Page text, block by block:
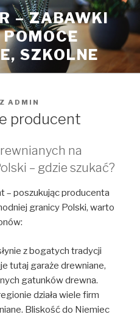
– ZABAWKI
POMOCE
SZKOLNE
ADMIN
producent
na
– gdzie szukać?
– poszukując producenta
granicy Polski, warto
z bogatych tradycji
tutaj garaże drewniane,
gatunków drewna.
działa wiele firm
Bliskość do Niemiec